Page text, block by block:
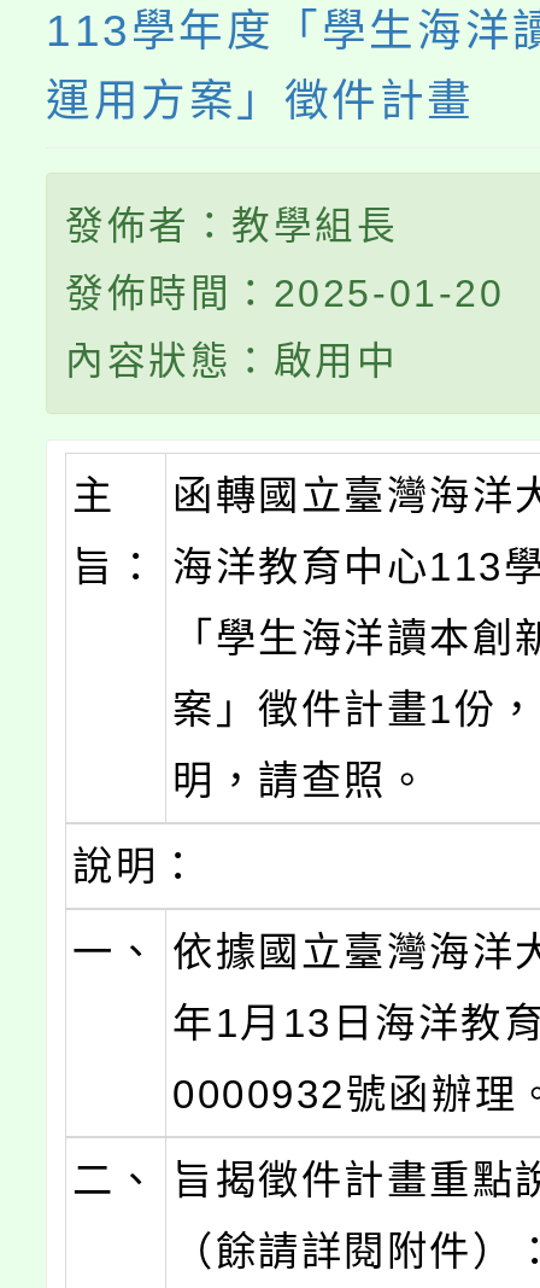
系所師生報名參加。
113學年度「學生海洋
運用方案」徵件計畫
發佈者：教學組長
發佈時間：2025-01-20
內容狀態：啟用中
主
旨：
函轉國立臺灣海洋
海洋教育中心113
「學生海洋讀本創
案」徵件計畫1份
明，請查照。
說明：
一、
依據國立臺灣海洋
年1月13日海洋教
0000932號函辦理
二、
旨揭徵件計畫重點
（餘請詳閱附件）